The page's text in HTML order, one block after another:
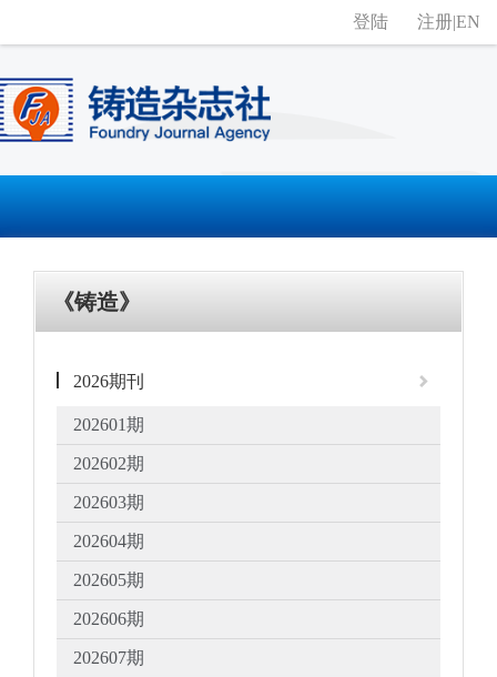
登陆 注册|EN
《铸造》
2026期刊
202601期
202602期
202603期
202604期
202605期
202606期
202607期